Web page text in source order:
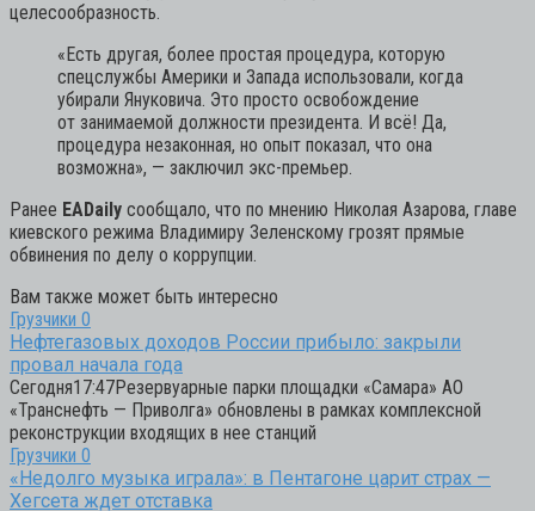
целесообразность.
«Есть другая, более простая процедура, которую
спецслужбы Америки и Запада использовали, когда
убирали Януковича. Это просто освобождение
от занимаемой должности президента. И всё! Да,
процедура незаконная, но опыт показал, что она
возможна», — заключил экс-премьер.
Ранее EADaily сообщало, что по мнению Николая Азарова, главе
киевского режима Владимиру Зеленскому грозят прямые
обвинения по делу о коррупции.
Вам также может быть интересно
Грузчики 0
Нефтегазовых доходов России прибыло: закрыли
провал начала года
Сегодня17:47Резервуарные парки площадки «Самара» АО
«Транснефть — Приволга» обновлены в рамках комплексной
реконструкции входящих в нее станций
Грузчики 0
«Недолго музыка играла»: в Пентагоне царит страх —
Хегсета ждет отставка